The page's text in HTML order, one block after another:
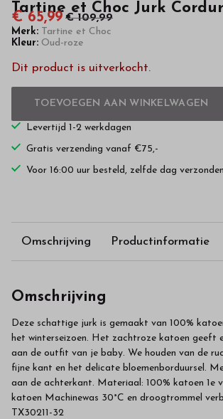
Tartine et Choc Jurk
€ 65,99 € 109,99
Merk: Tartine et Choc
Kleur: Oud-roze
Dit product is uitverkocht.
TOEVOEGEN AAN WINKELWAGEN
Levertijd 1-2 werkdagen
Gratis verzending vanaf €75,-
Voor 16:00 uur besteld, zelfde dag verzonden
Omschrijving Productinformatie
Omschrijving
Deze schattige jurk is gemaakt van 100%
het winterseizoen. Het zachtroze katoen geeft
aan de outfit van je baby. We houden van de
fijne kant en het delicate bloemenborduursel.
aan de achterkant. Materiaal: 100% katoen 1e
katoen Machinewas 30°C en droogtrommel
TX30211-32